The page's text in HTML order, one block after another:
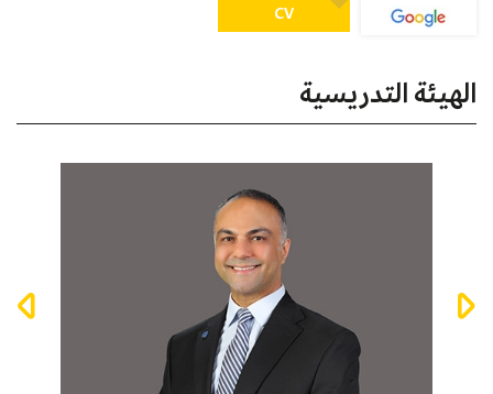
CV
الهيئة التدريسية